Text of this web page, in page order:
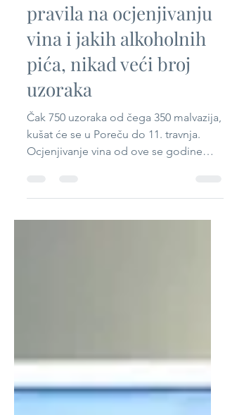
Uoči 31. Vinistre nova
pravila na ocjenjivanju
vina i jakih alkoholnih
pića, nikad veći broj
uzoraka
Čak 750 uzoraka od čega 350 malvazija,
kušat će se u Poreču do 11. travnja.